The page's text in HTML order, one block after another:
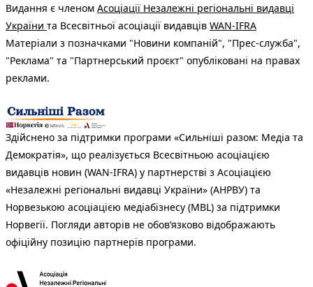
Видання є членом Асоціації Незалежні регіональні видавці
України та Всесвітньої асоціації видавців WAN-IFRA
Матеріали з позначками "Новини компаній", "Прес-служба",
"Реклама" та "Партнерський проєкт" опубліковані на правах
реклами.
Здійснено за підтримки програми «Сильніші разом: Медіа та
Демократія», що реалізується Всесвітньою асоціацією
видавців новин (WAN-IFRA) у партнерстві з Асоціацією
«Незалежні регіональні видавці України» (АНРВУ) та
Норвезькою асоціацією медіабізнесу (MBL) за підтримки
Норвегії. Погляди авторів не обов’язково відображають
офіційну позицію партнерів програми.